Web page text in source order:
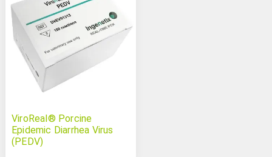
ViroReal® Porcine
Epidemic Diarrhea Virus
(PEDV)